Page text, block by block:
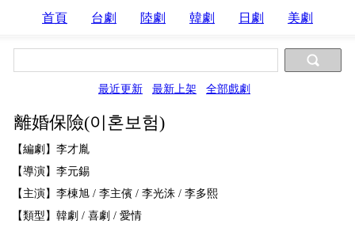
首頁 台劇 陸劇 韓劇 日劇 美劇
最近更新 最新上架 全部戲劇
離婚保險(이혼보험)
【編劇】李才胤
【導演】李元錫
【主演】李棟旭 / 李主儐 / 李光洙 / 李多熙
【類型】韓劇 / 喜劇 / 愛情